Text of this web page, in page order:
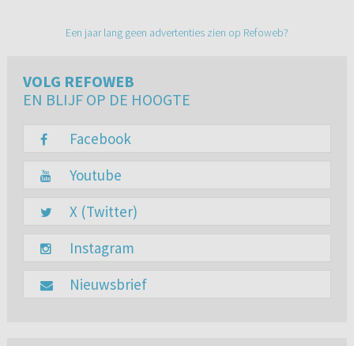
Een jaar lang geen advertenties zien op Refoweb?
VOLG REFOWEB
EN BLIJF OP DE HOOGTE
Facebook
Youtube
X (Twitter)
Instagram
Nieuwsbrief